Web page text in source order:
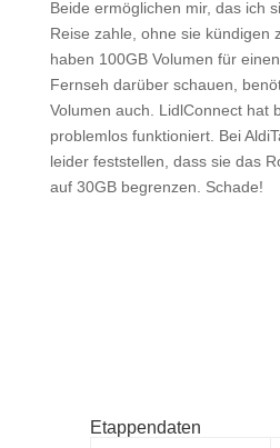
Beide ermöglichen mir, das ich
Reise zahle, ohne sie kündigen
haben 100GB Volumen für
Fernseh darüber schauen,
Volumen auch. LidlConnect hat
problemlos funktioniert. Bei
leider feststellen, dass sie das
auf 30GB begrenzen. Schade!
Etappendaten